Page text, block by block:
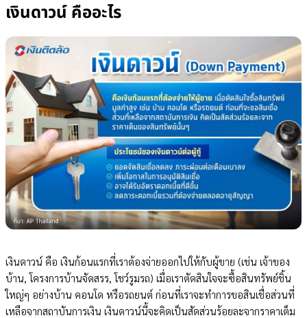
เงินดาวน์ คืออะไร
เงินดาวน์ คือ เงินก้อนแรกที่เราต้องจ่ายออกไปให้กับผู้ขาย (เช่น เจ้าของ
บ้าน, โครงการบ้านจัดสรร, โชว์รูมรถ) เมื่อเราตัดสินใจจะซื้อสินทรัพย์ชิ้น
ใหญ่ๆ อย่างบ้าน คอนโด หรือรถยนต์ ก่อนที่เราจะทำการขอสินเชื่อส่วนที่
เหลือจากสถาบันการเงิน เงินดาวน์นี้จะคิดเป็นสัดส่วนร้อยละจากราคาเต็ม